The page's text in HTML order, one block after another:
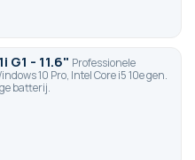
G1 - 11.6" Professionele
10 Pro, Intel Core i5 10e gen.
batterij.